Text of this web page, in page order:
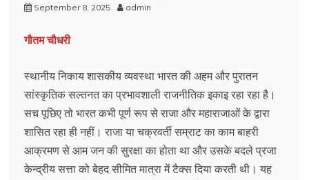
September 8, 2025 admin
गौतम चौधरी
स्थानीय निकाय शासकीय व्यवस्था भारत की अहम और पुरातन
सांस्कृतिक सल्तनत का प्रभावशाली राजनीतिक इकाइ रहा रहा है।
सच पूछिए तो भारत कभी पूर्ण रूप से राजा और महाराजाओं के द्वारा
शासित रहा ही नहीं। राजा या चक्रवर्ती सम्राट का काम बाहरी
आक्रमण से आम जन की सुरक्षा का होता था और उसके बदले प्रजा
केन्द्रीय सत्ता को बेहद सीमित मात्रा में टैक्स दिया करती थी। यह